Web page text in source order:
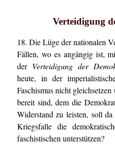
Verteidigung
18. Die Lüge der nationalen
Fällen, wo es angängig ist,
der Verteidigung der
heute, in der
Faschismus nicht
bereit sind, dem die
Widerstand zu leisten, soll
Kriegsfalle die
faschistischen unterstützen?